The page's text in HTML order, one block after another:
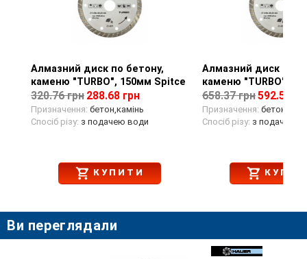
Перегляд товару
Алмазний диск по бетону,
каменю "TURBO", 150мм Spitce
320.76 грн 288.68 грн
Призначення: бетон,камінь
Спосіб різу: з подачею води
КУПИТИ
Перегляд
Алмазний диск по
каменю "TURBO",
658.37 грн592.53
Призначення:
Спосіб різу: з подачею
Ви переглядали